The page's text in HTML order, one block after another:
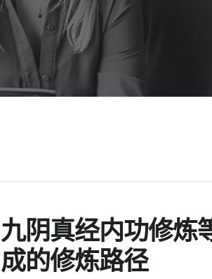
九阴真经内功修炼
成的修炼路径